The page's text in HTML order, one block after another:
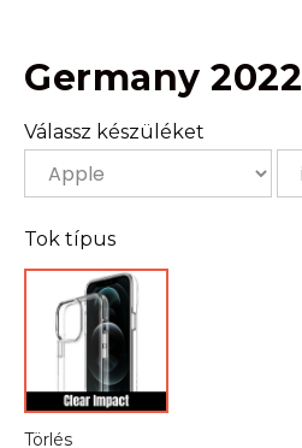
Germany 2022
Válassz készüléket
Tok típus
Törlés